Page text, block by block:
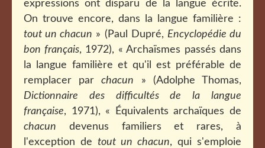
expressions ont disparu de la langue écrite.
On trouve encore, dans la langue familière :
tout un chacun » (Paul Dupré, Encyclopédie du
bon français, 1972), « Archaïsmes passés dans
la langue familière et qu'il est préférable de
remplacer parchacun » (Adolphe Thomas,
Dictionnaire des difficultés de la langue
française, 1971), « Équivalents archaïques de
chacun devenus familiers et rares, à
l'exception de tout un chacun, qui s'emploie